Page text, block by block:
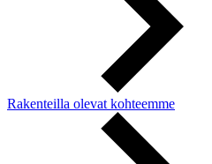
Rakenteilla olevat kohteemme